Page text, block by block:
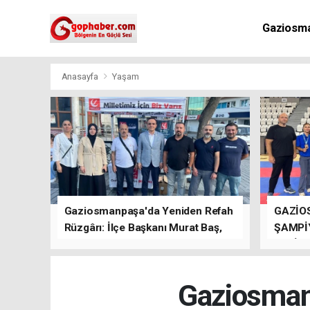
Anasayfa Yaşam
Gaziosmanpaşa'da Yeniden Refah
Rüzgârı: İlçe Başkanı Murat Baş,